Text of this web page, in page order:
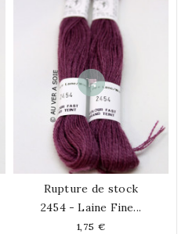
Rupture de stock
2454 - Laine Fine...
Prix
1,75 €